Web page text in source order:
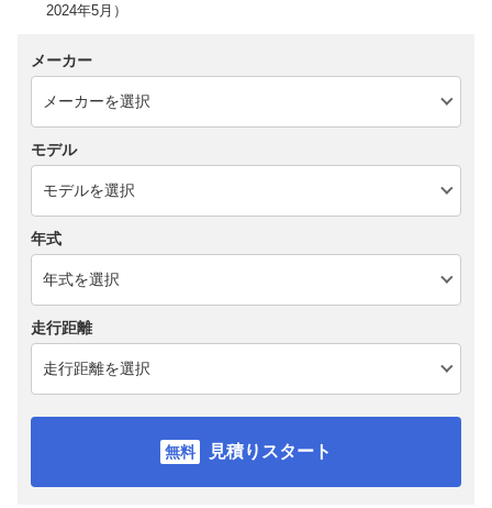
2024年5月）
メーカー
モデル
年式
走行距離
見積りスタート